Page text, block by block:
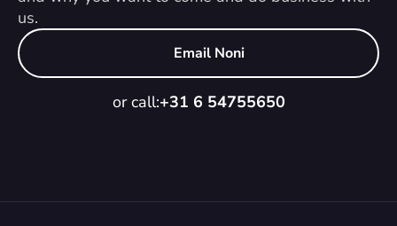
us.
Email Noni
or call:+31 6 54755650